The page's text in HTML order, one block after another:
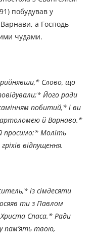
побудував у
а Господь
чудами.
Слово, що
Його ради
побитий,* і ви
й Варнаво.*
просимо:* Моліть
відпущення.
із сімдесяти
ти з Павлом
Спаса.* Ради
пам’ять твою,